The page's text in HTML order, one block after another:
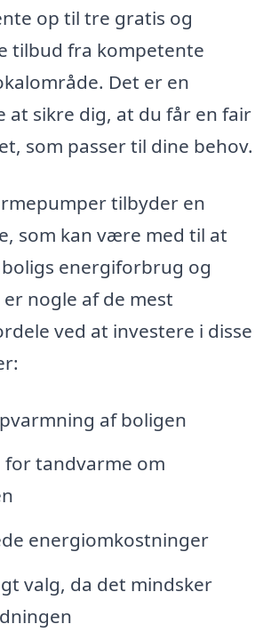
op til tre gratis og
tilbud fra kompetente
Det er en
at sikre dig, at du får en fair
som passer til dine behov.
tilbyder en
som kan være med til at
energiforbrug og
nogle af de mest
ved at investere i disse
af boligen
for tandvarme om
energiomkostninger
valg, da det mindsker